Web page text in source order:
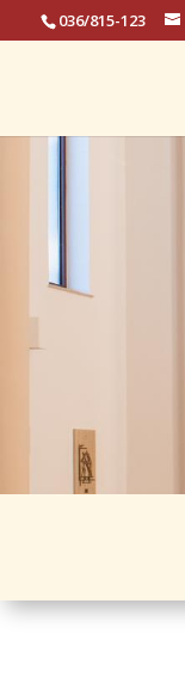
036/815-123